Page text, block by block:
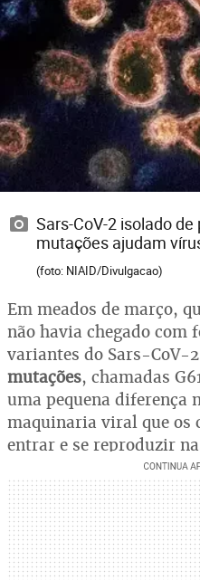
Sars-CoV-2 isolado
mutações ajudam
(foto: NIAID/Divulgacao)
Em meados de março,
não havia chegado com
variantes do Sars-CoV-
mutações, chamadas
uma pequena diferença
maquinaria viral que os
entrar e se reproduzir